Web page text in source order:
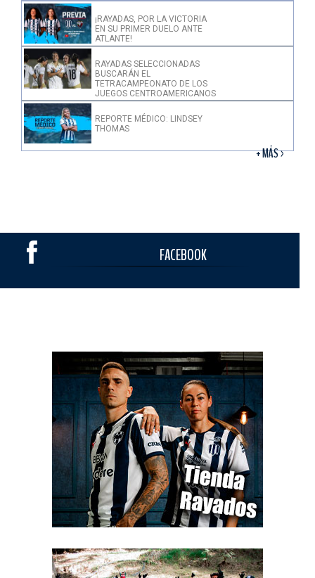
¡RAYADAS, POR LA VICTORIA
EN SU PRIMER DUELO ANTE
ATLANTE!
RAYADAS SELECCIONADAS
BUSCARÁN EL
TETRACAMPEONATO DE LOS
JUEGOS CENTROAMERICANOS
REPORTE MÉDICO: LINDSEY
THOMAS
+ MÁS >
FACEBOOK